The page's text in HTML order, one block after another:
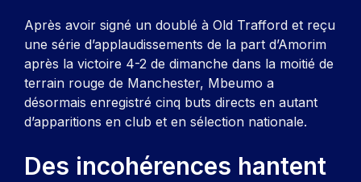
Après avoir signé un doublé à Old Trafford et reçu
une série d’applaudissements de la part d’Amorim
après la victoire 4-2 de dimanche dans la moitié de
terrain rouge de Manchester, Mbeumo a
désormais enregistré cinq buts directs en autant
d’apparitions en club et en sélection nationale.
Des incohérences hantent